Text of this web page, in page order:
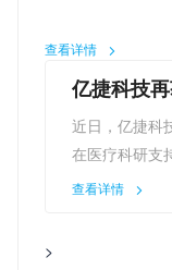
心供应商的合作
助力高端制造行
查看详情
亿捷科技
室信赖：
疗科技前
近日，亿捷科
在医疗科研支
环境控制领域
查看详情
>